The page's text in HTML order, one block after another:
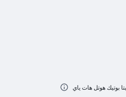
بوتيك هوتل هات ياي